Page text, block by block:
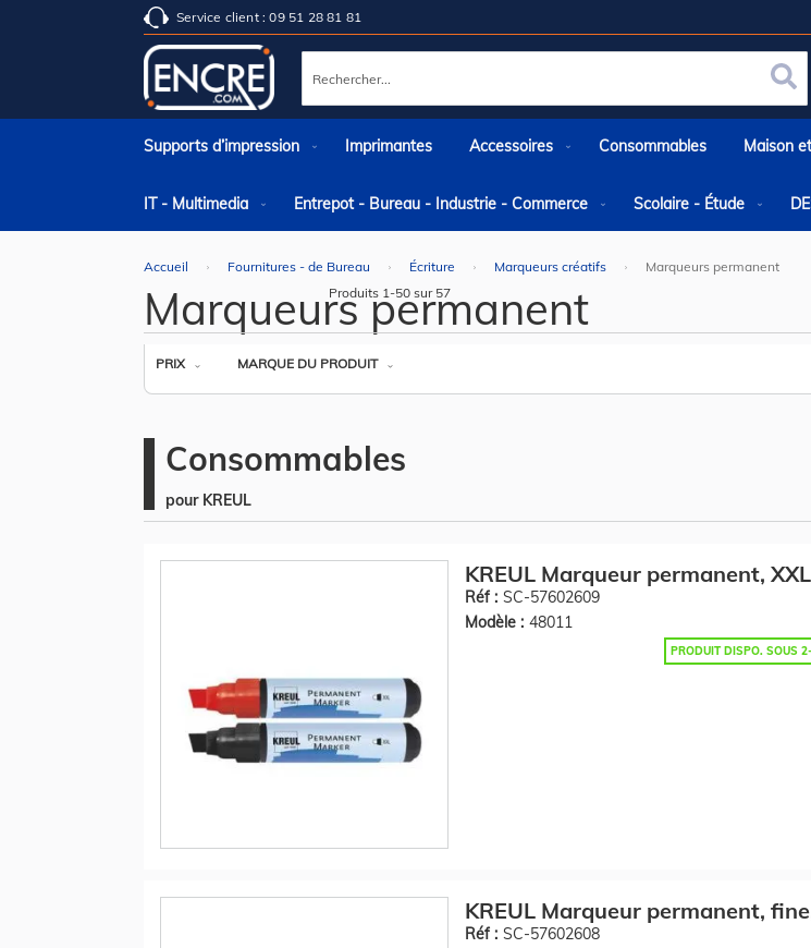
Service client : 09 51 28 81 81
Rechercher
Supports d’impression Imprimantes Accessoires Consommables Maison
IT - Multimedia Entrepot - Bureau - Industrie - Commerce Scolaire - Étude
Accueil Fournitures - de Bureau Écriture Marqueurs créatifs Marqueurs permanent
Marqueurs permanent
PRIX MARQUE DU PRODUIT
Produits 1-50 sur 57
Consommables
pour KREUL
KREUL Marqueur permanent,
Réf : SC-57602609
Modèle : 48011
PRODUIT DISPO. SOUS
KREUL Marqueur permanent,
Réf : SC-57602608